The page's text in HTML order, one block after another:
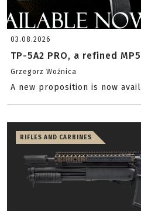
03.08.2026
TP-5A2 PRO, a refined
Grzegorz Woźnica
A new proposition is now
RIFLES AND CARBINES